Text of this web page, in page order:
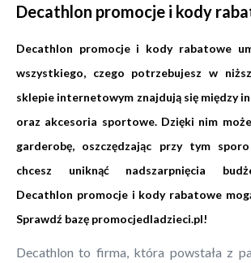
Decathlon promocje i kody
Decathlon promocje i kody rabatowe
wszystkiego, czego potrzebujesz w
sklepie internetowym znajdują się między
oraz akcesoria sportowe. Dzięki nim
garderobę, oszczędzając przy tym
chcesz uniknąć nadszarpnięcia
Decathlon promocje i kody rabatowe
Sprawdź bazę promocjedladzieci.pl!
Decathlon to firma, która powstała z